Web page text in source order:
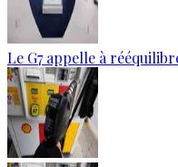
Le G7 appelle à